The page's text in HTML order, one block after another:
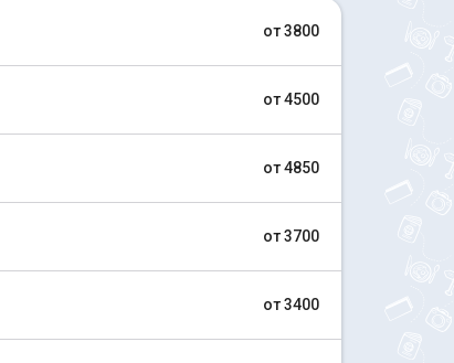
от 3800
от 4500
от 4850
от 3700
от 3400